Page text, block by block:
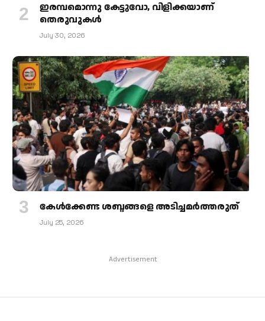
ഇരമ്പമൊന്നു കേട്ടുവോ, വിളിക്കയാണ്
തെരുവുകള്‍
July 30, 2026
കേള്‍ക്കേണ്ട ശബ്ദങ്ങളെ അടിച്ചമര്‍ത്തരുത്
July 25, 2026
Advertisement